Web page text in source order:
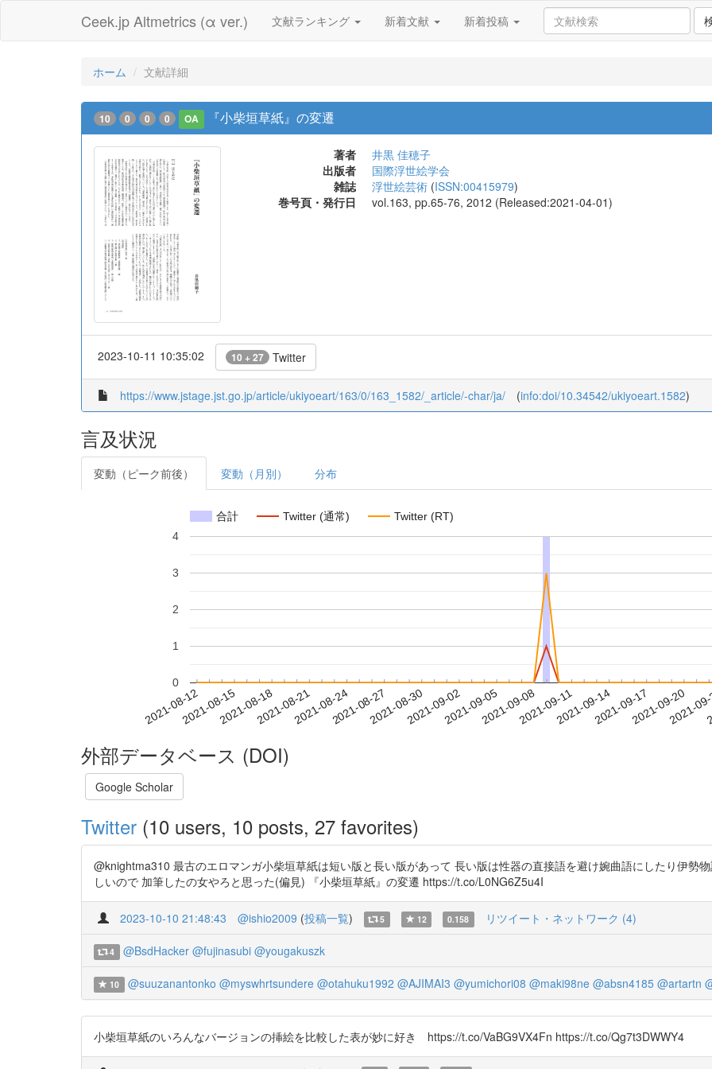
Ceek.jp Altmetrics (α ver.) 文献ランキング 新着文献 新着投稿
ホーム 文献詳細
10 0 0 0 OA 『小柴垣草紙』の変遷
著者
井黒 佳穂子
出版者
国際浮世絵学会
雑誌
浮世絵芸術 (ISSN:00415979)
巻号頁・発行日
vol.163, pp.65-76, 2012 (Released:2021-04-01)
2023-10-11 10:35:02 10 + 27 Twitter
https://www.jstage.jst.go.jp/article/ukiyoeart/163/0/163_1582/_article/-char/ja/ (info:doi/10.34542/ukiyoeart.1582)
言及状況
変動（ピーク前後） 変動（月別） 分布
合計 Twitter (通常) Twitter (RT)
2021-08-122021-08-152021-08-182021-08-212021-08-242021-08-272021-08-302021-09-022021-09-052021-09-082021-09-112021-09-142021-09-172021-09-20
2021-
0
1
2
3
4
外部データベース (DOI)
Google Scholar
Twitter (10 users, 10 posts, 27 favorites)
@knightma310 最古のエロマンガ小柴垣草紙は短い版と長い版があって 長い版は性器の直接語を避け婉曲語にしたり伊勢
しいので 加筆したの女やろと思った(偏見) 『小柴垣草紙』の変遷 https://t.co/L0NG6Z5u4I
2023-10-10 21:48:43 @ishio2009 (投稿一覧) 5 12 0.158 リツイート・ネットワーク (4)
4 @BsdHacker @fujinasubi @yougakuszk
10 @suuzanantonko @myswhrtsundere @otahuku1992 @AJIMAI3 @yumichori08 @maki98ne @absn4185 @artartn
小柴垣草紙のいろんなバージョンの挿絵を比較した表が妙に好き https://t.co/VaBG9VX4Fn https://t.co/Qg7t3DWWY4